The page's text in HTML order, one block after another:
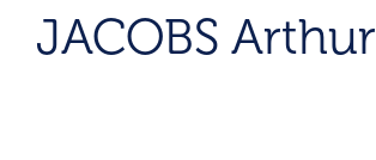
JACOBS Arthur